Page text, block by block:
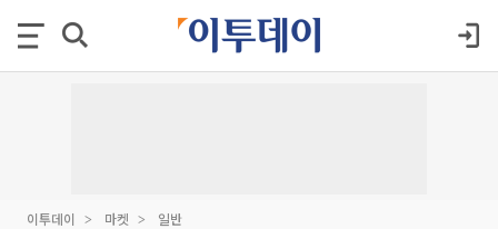
이투데이 마켓 일반